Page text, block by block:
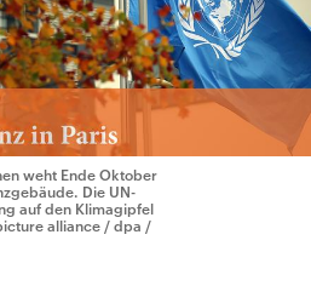
weht Ende Oktober
Die UN-
auf den Klimagipfel
alliance / dpa /